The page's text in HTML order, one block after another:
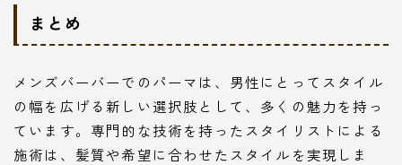
まとめ
メンズバーバーでのパーマは、男性にとってスタイル
の幅を広げる新しい選択肢として、多くの魅力を持っ
ています。専門的な技術を持ったスタイリストによる
施術は、髪質や希望に合わせたスタイルを実現しま